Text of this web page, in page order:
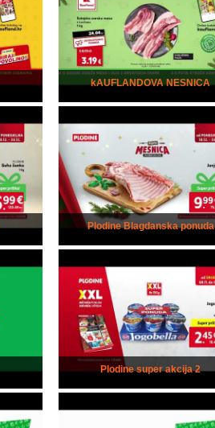
kAUFLANDOVA NESNICA
Plodine Blagdanska ponuda
Plodine super akcija 2